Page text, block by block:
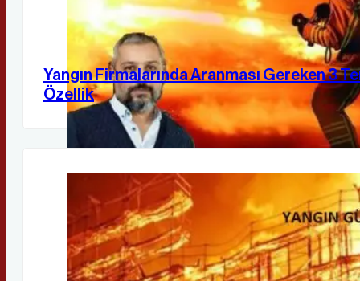
Yangın Firmalarında Aranması Gereken 3
Özellik